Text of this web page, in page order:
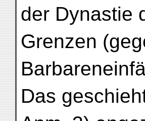
der Dynastie
Grenzen
Das